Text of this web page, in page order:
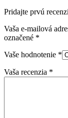
Pridajte prvú
Vaša e-mailová
označené *
Vaše hodnotenie *
Vaša recenzia *